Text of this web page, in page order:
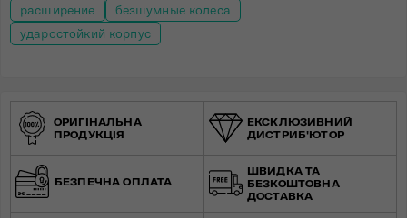
расширение
безшумные колеса
ударостойкий корпус
ОРИГІНАЛЬНА
ПРОДУКЦІЯ
ЕКСКЛЮЗИВНИЙ
ДИСТРИБ'ЮТОР
БЕЗПЕЧНА ОПЛАТА
ШВИДКА ТА
БЕЗКОШТОВНА
ДОСТАВКА